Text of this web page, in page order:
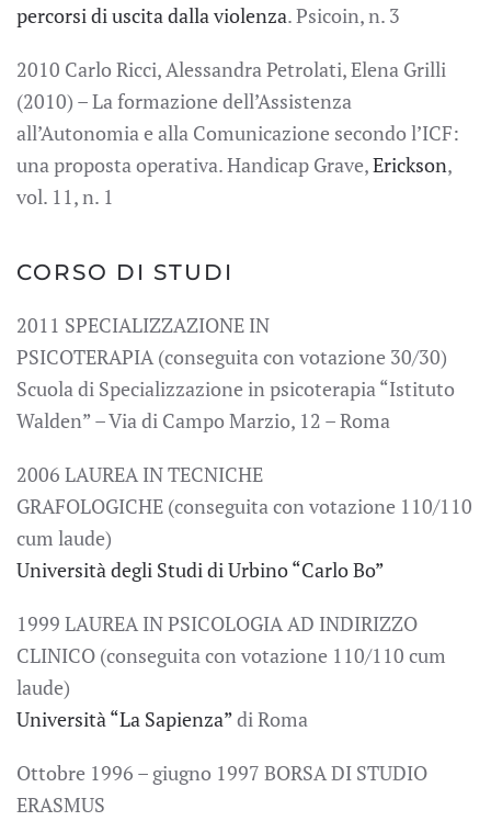
percorsi di uscita dalla violenza. Psicoin, n. 3
2010 Carlo Ricci, Alessandra Petrolati, Elena Grilli
(2010) – La formazione dell’Assistenza
all’Autonomia e alla Comunicazione secondo l’ICF:
una proposta operativa. Handicap Grave,Erickson,
vol. 11, n. 1
CORSO DI STUDI
2011 SPECIALIZZAZIONE IN
PSICOTERAPIA (conseguita con votazione 30/30)
Scuola di Specializzazione in psicoterapia “Istituto
Walden” – Via di Campo Marzio, 12 – Roma
2006 LAUREA IN TECNICHE
GRAFOLOGICHE (conseguita con votazione 110/110
cum laude)
Università degli Studi di Urbino “Carlo Bo”
1999 LAUREA IN PSICOLOGIA AD INDIRIZZO
CLINICO (conseguita con votazione 110/110 cum
laude)
Università “La Sapienza”di Roma
Ottobre 1996 – giugno 1997 BORSA DI STUDIO
ERASMUS